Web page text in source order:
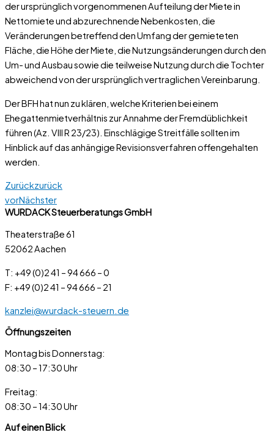
der ursprünglich vorgenommenen Aufteilung der Miete in
Nettomiete und abzurechnende Nebenkosten, die
Veränderungen betreffend den Umfang der gemieteten
Fläche, die Höhe der Miete, die Nutzungsänderungen durch den
Um- und Ausbau sowie die teilweise Nutzung durch die Tochter
abweichend von der ursprünglich vertraglichen Vereinbarung.
Der BFH hat nun zu klären, welche Kriterien bei einem
Ehegattenmietverhältnis zur Annahme der Fremdüblichkeit
führen (Az. VIII R 23/23). Einschlägige Streitfälle sollten im
Hinblick auf das anhängige Revisionsverfahren offengehalten
werden.
Zurückzurück
vorNächster
WURDACK Steuerberatungs GmbH
Theaterstraße 61
52062 Aachen
T: +49 (0)2 41 – 94 666 – 0
F: +49 (0)2 41 – 94 666 – 21
kanzlei@wurdack-steuern.de
Öffnungszeiten
Montag bis Donnerstag:
08:30 – 17:30 Uhr
Freitag:
08:30 – 14:30 Uhr
Auf einen Blick